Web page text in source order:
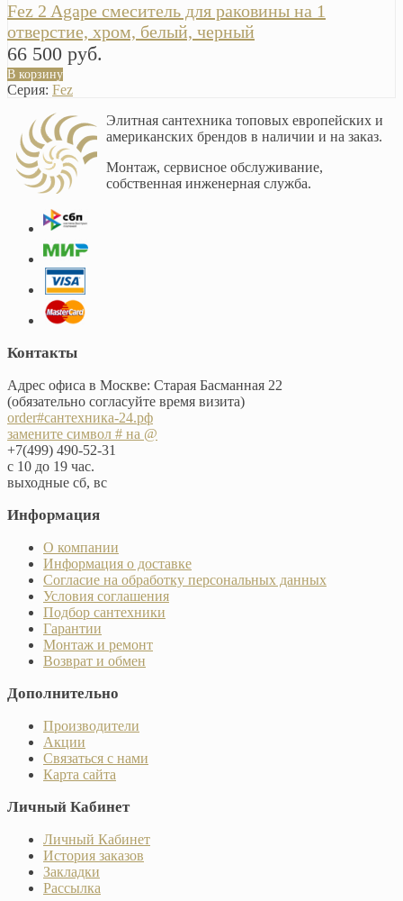
Fez 2 Agape смеситель для раковины на 1
отверстие, хром, белый, черный
66 500 руб.
В корзину
Серия: Fez
Элитная сантехника топовых европейских и
американских брендов в наличии и на заказ.
Монтаж, сервисное обслуживание,
собственная инженерная служба.
Контакты
Адрес офиса в Москве: Старая Басманная 22
(обязательно согласуйте время визита)
order#сантехника-24.рф
замените символ # на @
+7(499) 490-52-31
с 10 до 19 час.
выходные сб, вс
Информация
О компании
Информация о доставке
Согласие на обработку персональных данных
Условия соглашения
Подбор сантехники
Гарантии
Монтаж и ремонт
Возврат и обмен
Дополнительно
Производители
Акции
Связаться с нами
Карта сайта
Личный Кабинет
Личный Кабинет
История заказов
Закладки
Рассылка